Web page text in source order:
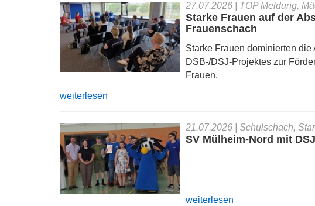
27.07.2026 | TOP Meldung,
Starke Frauen auf der
Frauenschach
Starke Frauen dominierten
DSB-/DSJ-Projektes zur
Frauen.
weiterlesen
21.07.2026 | Schulschach,
SV Mülheim-Nord mit
weiterlesen